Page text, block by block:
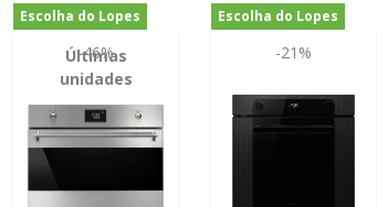
Escolha do Lopes
Últimas
unidades
-46%
Escolha do Lopes
-21%